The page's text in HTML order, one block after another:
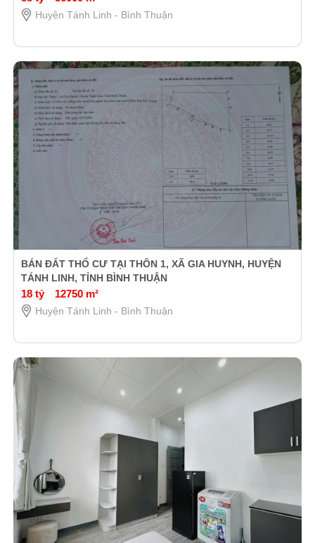
Huyện Tánh Linh - Bình Thuận
BÁN ĐẤT THỔ CƯ TẠI THÔN 1, XÃ GIA HUYNH, HUYỆN
TÁNH LINH, TỈNH BÌNH THUẬN
18 tỷ 12750 m²
Huyện Tánh Linh - Bình Thuận